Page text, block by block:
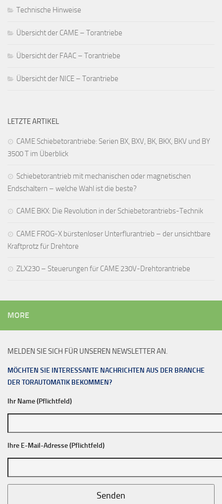
Technische Hinweise
Übersicht der CAME – Torantriebe
Übersicht der FAAC – Torantriebe
Übersicht der NICE – Torantriebe
LETZTE ARTIKEL
CAME Schiebetorantriebe: Serien BX, BXV, BK, BKX, BKV und BY
3500 T im Überblick
Schiebetorantrieb mit mechanischen oder magnetischen
Endschaltern – welche Wahl ist die beste?
CAME BKX: Die Revolution in der Schiebetorantriebs-Technik
CAME FROG-X bürstenloser Unterflurantrieb – der unsichtbare
Kraftprotz für Drehtore
ZLX230 – Steuerungen für CAME 230V-Drehtorantriebe
MORE
MELDEN SIE SICH FÜR UNSEREN NEWSLETTER AN.
MÖCHTEN SIE INTERESSANTE NACHRICHTEN AUS DER BRANCHE
DER TORAUTOMATIK BEKOMMEN?
Ihr Name (Pflichtfeld)
Ihre E-Mail-Adresse (Pflichtfeld)